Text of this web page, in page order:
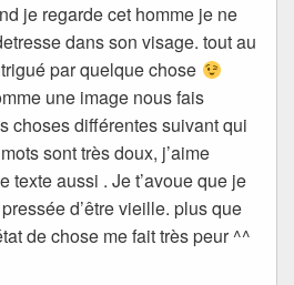
je regarde cet homme je ne
dans son visage. tout au
par quelque chose
une image nous fais
choses différentes suivant qui
sont très doux, j’aime
texte aussi . Je t’avoue que je
d’être vieille. plus que
de chose me fait très peur ^^